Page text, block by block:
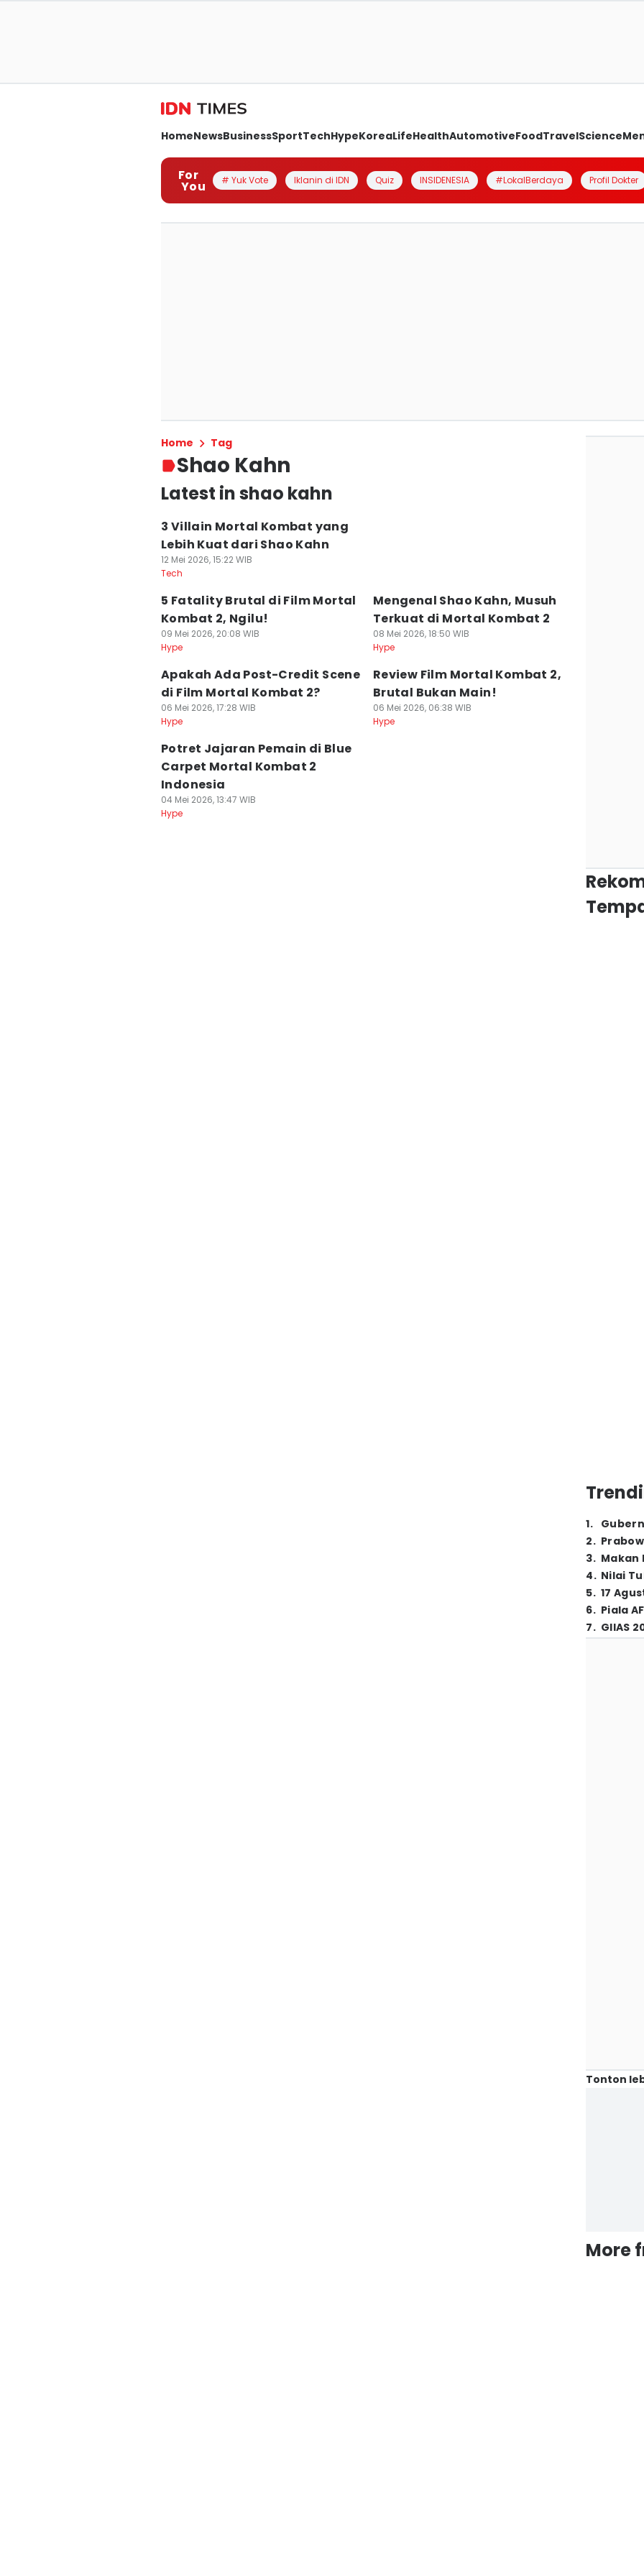
HomeNewsBusinessSportTechHypeKoreaLifeHealthAutomotiveFoodTravelScience
For
You # Yuk Vote Iklanin di IDN Quiz INSIDENESIA #LokalBerdaya Profil Dokter
Home Tag
Shao Kahn
Latest in shao kahn
3 Villain Mortal Kombat yang
Lebih Kuat dari Shao Kahn
12 Mei 2026, 15:22 WIB
Tech
5 Fatality Brutal di Film Mortal
Kombat 2, Ngilu!
09 Mei 2026, 20:08 WIB
Hype
Mengenal Shao Kahn, Musuh
Terkuat di Mortal Kombat 2
08 Mei 2026, 18:50 WIB
Hype
Apakah Ada Post-Credit Scene
di Film Mortal Kombat 2?
06 Mei 2026, 17:28 WIB
Hype
Review Film Mortal Kombat 2,
Brutal Bukan Main!
06 Mei 2026, 06:38 WIB
Hype
Potret Jajaran Pemain di Blue
Carpet Mortal Kombat 2
Indonesia
04 Mei 2026, 13:47 WIB
Hype
1.
2.
3. Makan
4. Nilai
5. 17
6. Piala
7. GIIAS
Tonton
More